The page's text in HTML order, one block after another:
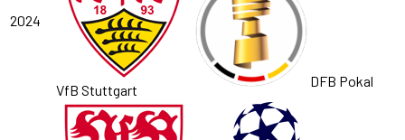
2024
VfB Stuttgart
DFB Pokal